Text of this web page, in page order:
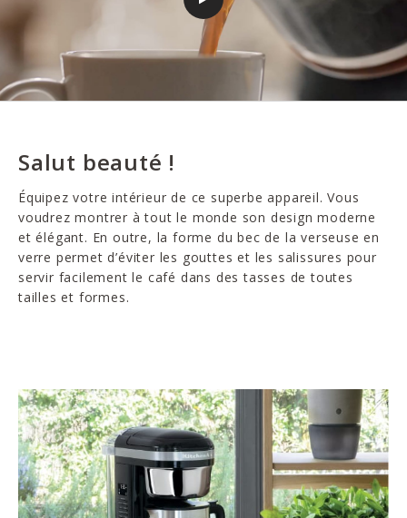
Salut beauté !
Équipez votre intérieur de ce superbe appareil. Vous
voudrez montrer à tout le monde son design moderne
et élégant. En outre, la forme du bec de la verseuse en
verre permet d’éviter les gouttes et les salissures pour
servir facilement le café dans des tasses de toutes
tailles et formes.